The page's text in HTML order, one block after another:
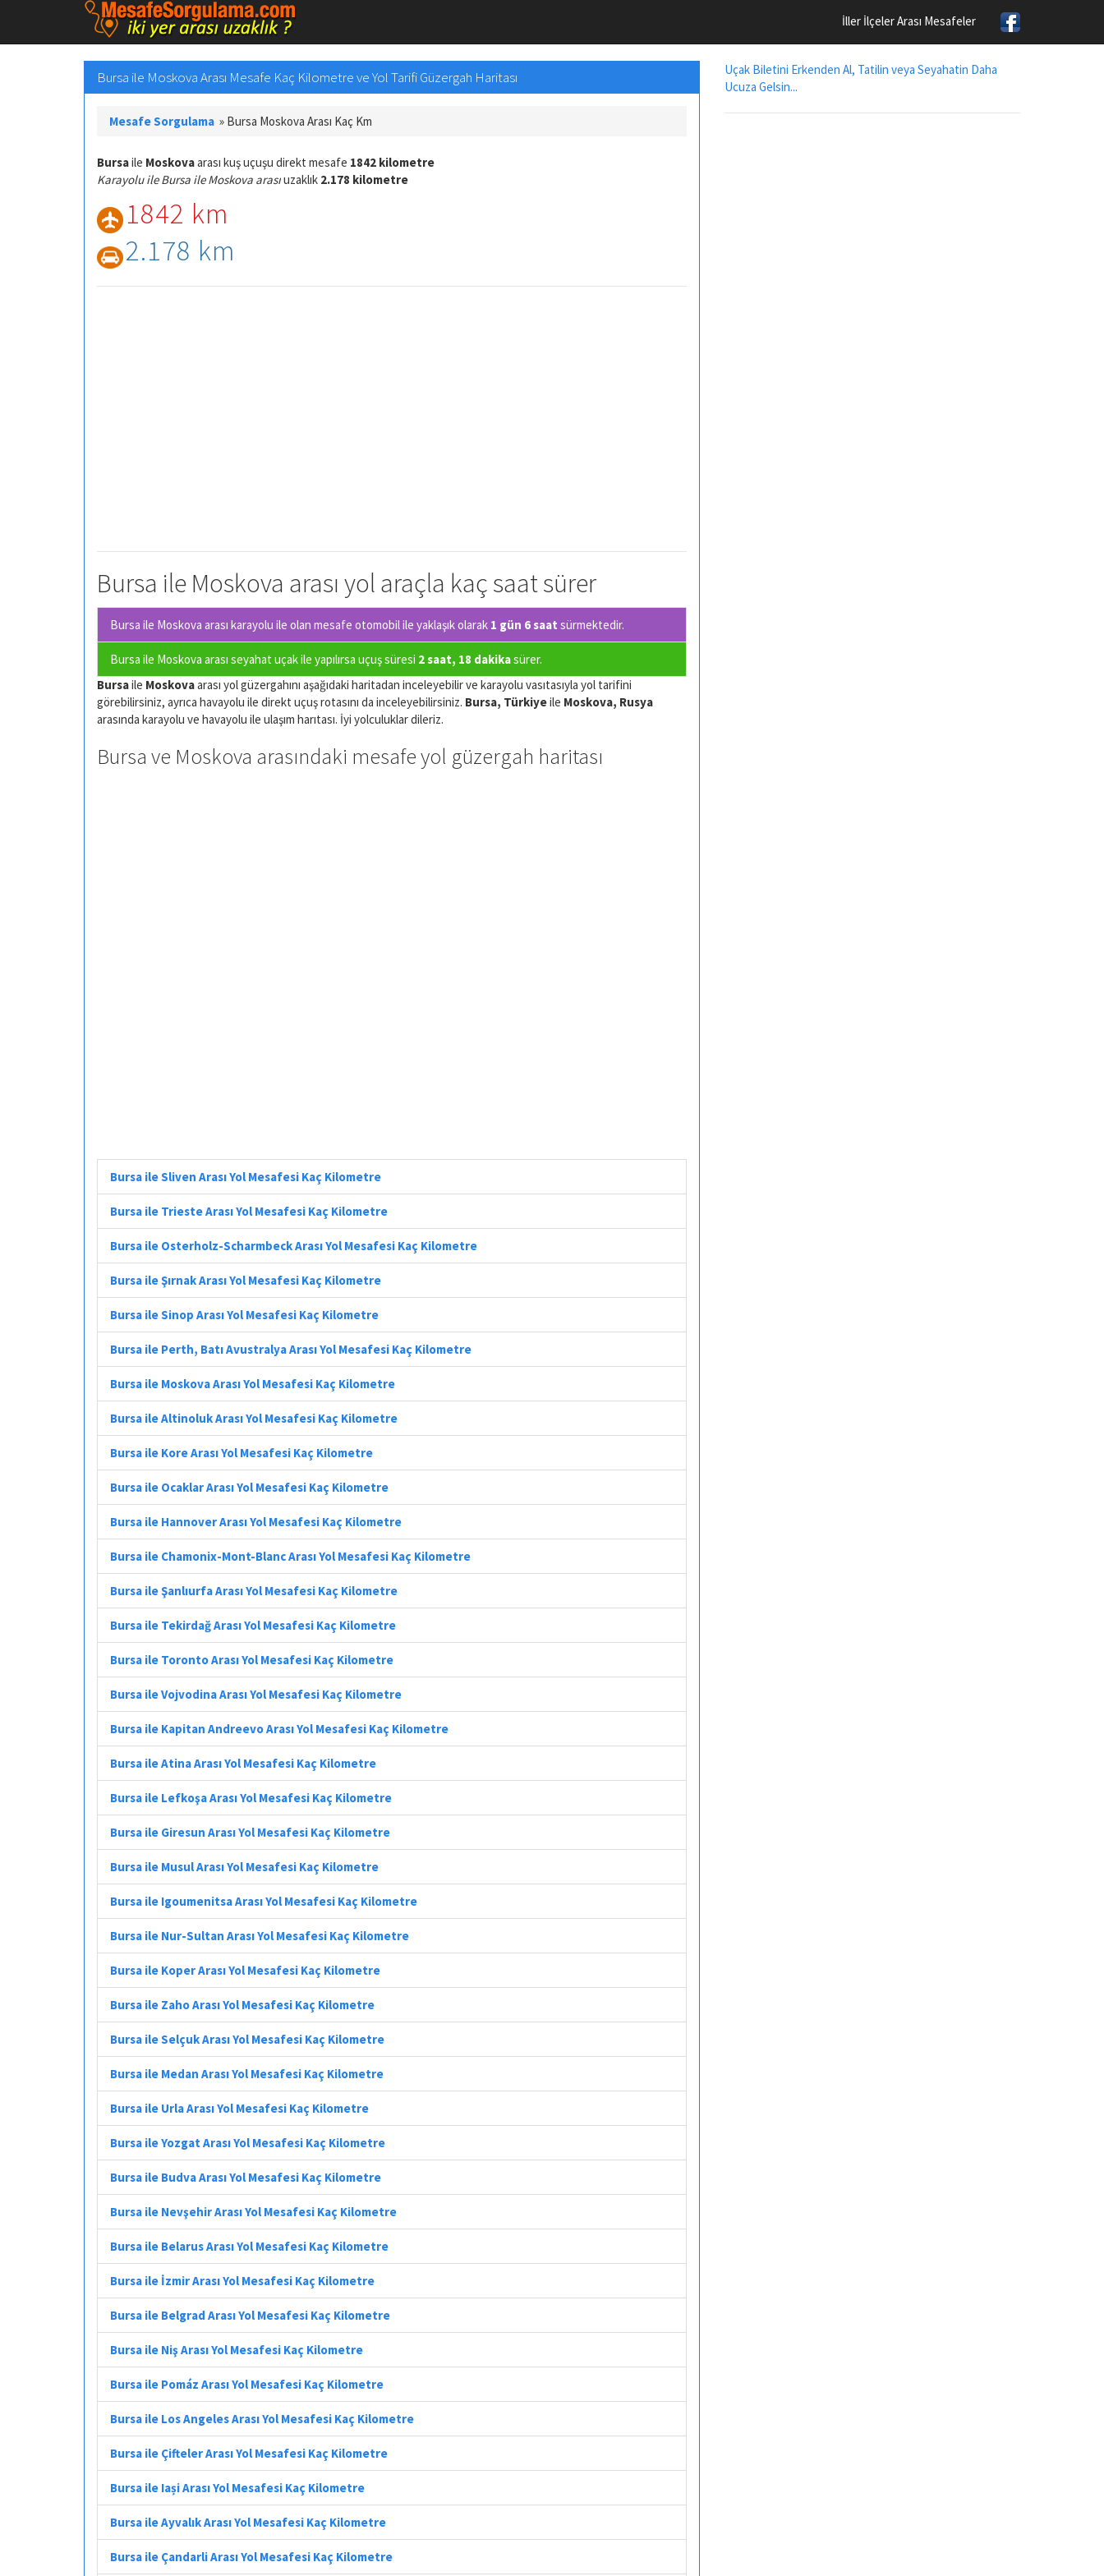
İller İlçeler Arası Mesafeler
Bursa ile Moskova Arası Mesafe Kaç Kilometre ve Yol Tarifi Güzergah Haritası
Mesafe Sorgulama » Bursa Moskova Arası Kaç Km
Bursaile Moskovaarası kuş uçuşu direkt mesafe 1842 kilometre
Karayolu ile Bursa ile Moskova arasıuzaklık 2.178 kilometre
1842 km
2.178 km
Bursa ile Moskova arası yol araçla kaç saat sürer
Bursa ile Moskova arası karayolu ile olan mesafe otomobil ile yaklaşık olarak 1 gün 6 saat sürmektedir.
Bursa ile Moskova arası seyahat uçak ile yapılırsa uçuş süresi 2 saat, 18 dakikasürer.
Bursaile Moskovaarası yol güzergahını aşağıdaki haritadan inceleyebilir ve karayolu vasıtasıyla yol tarifini
görebilirsiniz, ayrıca havayolu ile direkt uçuş rotasını da inceleyebilirsiniz. Bursa, Türkiyeile Moskova, Rusya
arasında karayolu ve havayolu ile ulaşım harıtası. İyi yolculuklar dileriz.
Bursa ve Moskova arasındaki mesafe yol güzergah haritası
Bursa ile Sliven Arası Yol Mesafesi Kaç Kilometre
Bursa ile Trieste Arası Yol Mesafesi Kaç Kilometre
Bursa ile Osterholz-Scharmbeck Arası Yol Mesafesi Kaç Kilometre
Bursa ile Şırnak Arası Yol Mesafesi Kaç Kilometre
Bursa ile Sinop Arası Yol Mesafesi Kaç Kilometre
Bursa ile Perth, Batı Avustralya Arası Yol Mesafesi Kaç Kilometre
Bursa ile Moskova Arası Yol Mesafesi Kaç Kilometre
Bursa ile Altinoluk Arası Yol Mesafesi Kaç Kilometre
Bursa ile Kore Arası Yol Mesafesi Kaç Kilometre
Bursa ile Ocaklar Arası Yol Mesafesi Kaç Kilometre
Bursa ile Hannover Arası Yol Mesafesi Kaç Kilometre
Bursa ile Chamonix-Mont-Blanc Arası Yol Mesafesi Kaç Kilometre
Bursa ile Şanlıurfa Arası Yol Mesafesi Kaç Kilometre
Bursa ile Tekirdağ Arası Yol Mesafesi Kaç Kilometre
Bursa ile Toronto Arası Yol Mesafesi Kaç Kilometre
Bursa ile Vojvodina Arası Yol Mesafesi Kaç Kilometre
Bursa ile Kapitan Andreevo Arası Yol Mesafesi Kaç Kilometre
Bursa ile Atina Arası Yol Mesafesi Kaç Kilometre
Bursa ile Lefkoşa Arası Yol Mesafesi Kaç Kilometre
Bursa ile Giresun Arası Yol Mesafesi Kaç Kilometre
Bursa ile Musul Arası Yol Mesafesi Kaç Kilometre
Bursa ile Igoumenitsa Arası Yol Mesafesi Kaç Kilometre
Bursa ile Nur-Sultan Arası Yol Mesafesi Kaç Kilometre
Bursa ile Koper Arası Yol Mesafesi Kaç Kilometre
Bursa ile Zaho Arası Yol Mesafesi Kaç Kilometre
Bursa ile Selçuk Arası Yol Mesafesi Kaç Kilometre
Bursa ile Medan Arası Yol Mesafesi Kaç Kilometre
Bursa ile Urla Arası Yol Mesafesi Kaç Kilometre
Bursa ile Yozgat Arası Yol Mesafesi Kaç Kilometre
Bursa ile Budva Arası Yol Mesafesi Kaç Kilometre
Bursa ile Nevşehir Arası Yol Mesafesi Kaç Kilometre
Bursa ile Belarus Arası Yol Mesafesi Kaç Kilometre
Bursa ile İzmir Arası Yol Mesafesi Kaç Kilometre
Bursa ile Belgrad Arası Yol Mesafesi Kaç Kilometre
Bursa ile Niş Arası Yol Mesafesi Kaç Kilometre
Bursa ile Pomáz Arası Yol Mesafesi Kaç Kilometre
Bursa ile Los Angeles Arası Yol Mesafesi Kaç Kilometre
Bursa ile Çifteler Arası Yol Mesafesi Kaç Kilometre
Bursa ile Iași Arası Yol Mesafesi Kaç Kilometre
Bursa ile Ayvalık Arası Yol Mesafesi Kaç Kilometre
Bursa ile Çandarli Arası Yol Mesafesi Kaç Kilometre
Uçak Biletini Erkenden Al, Tatilin veya Seyahatin Daha
Ucuza Gelsin...